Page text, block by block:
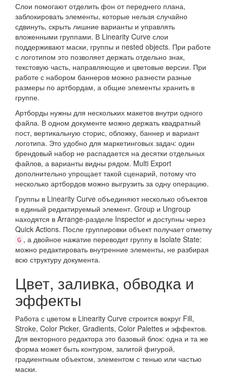
Слои помогают отделить фон от переднего плана,
заблокировать элементы, которые нельзя случайно
сдвинуть, скрыть лишние варианты и управлять
вложенными группами. В Linearity Curve слои
поддерживают маски, группы и nested objects. При работе
с логотипом это позволяет держать отдельно знак,
текстовую часть, направляющие и цветовые версии. При
работе с набором баннеров можно разнести разные
размеры по артбордам, а общие элементы хранить в
группе.
Артборды нужны для нескольких макетов внутри одного
файла. В одном документе можно держать квадратный
пост, вертикальную сторис, обложку, баннер и вариант
логотипа. Это удобно для маркетинговых задач: один
брендовый набор не распадается на десятки отдельных
файлов, а варианты видны рядом. Multi Export
дополнительно упрощает такой сценарий, потому что
несколько артбордов можно выгрузить за одну операцию.
Группы в Linearity Curve объединяют несколько объектов
в единый редактируемый элемент. Group и Ungroup
находятся в Arrange-разделе Inspector и доступны через
Quick Actions. После группировки объект получает отметку
G , а двойное нажатие переводит группу в Isolate State:
можно редактировать внутренние элементы, не разбирая
всю структуру документа.
Цвет, заливка, обводка и
эффекты
Работа с цветом в Linearity Curve строится вокруг Fill,
Stroke, Color Picker, Gradients, Color Palettes и эффектов.
Для векторного редактора это базовый блок: одна и та же
форма может быть контуром, залитой фигурой,
градиентным объектом, элементом с тенью или частью
маски.